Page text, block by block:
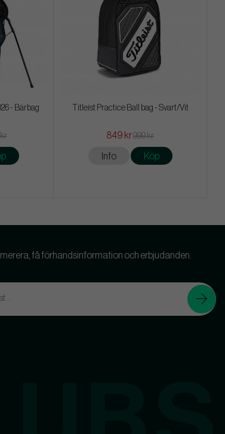
- Bärbag Titleist Practice Ball bag - Svart/Vit
849 kr999 kr
Info Köp
få förhandsinformation och erbjudanden.